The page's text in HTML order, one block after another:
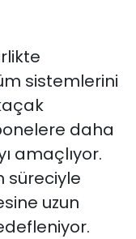
sistemlerini
daha
amaçlıyor.
süreciyle
uzun